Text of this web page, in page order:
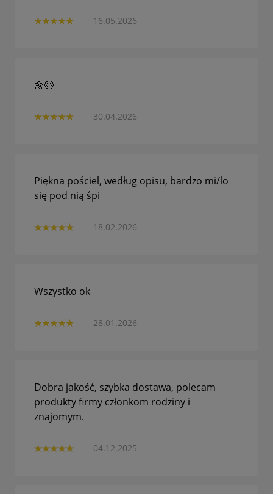
16.05.2026
30.04.2026
🌼😊
18.02.2026
Piękna pościel, według opisu, bardzo mi/lo
się pod nią śpi
28.01.2026
Wszystko ok
04.12.2025
Dobra jakość, szybka dostawa, polecam
produkty firmy członkom rodziny i
znajomym.